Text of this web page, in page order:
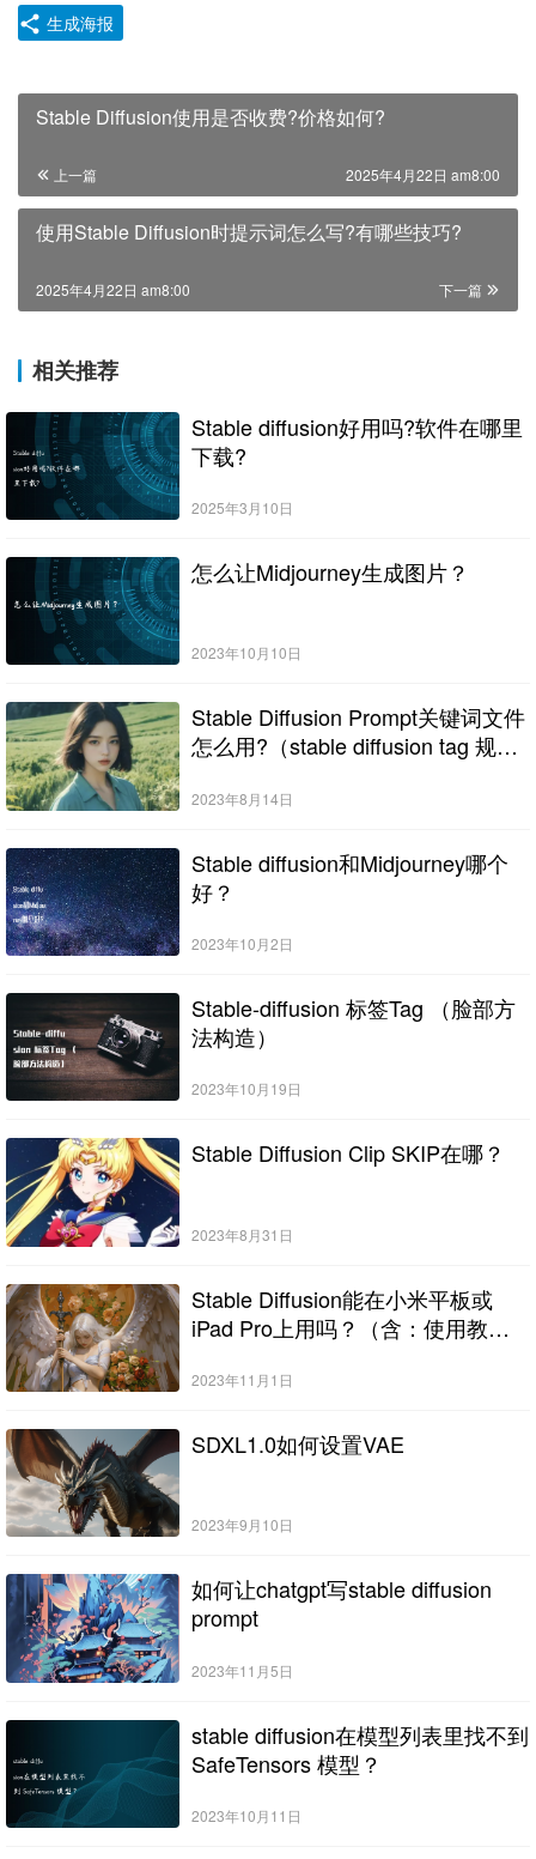
生成海报
Stable Diffusion使用是否收费?价格如何?
上一篇 2025年4月22日 am8:00
使用Stable Diffusion时提示词怎么写?有哪些技巧?
下一篇
2025年4月22日 am8:00
相关推荐
Stable diffusion好用吗?软件在哪里
下载?
2025年3月10日
怎么让Midjourney生成图片？
2023年10月10日
Stable Diffusion Prompt关键词文件
怎么用?（stable diffusion tag 规
2023年8月14日
Stable diffusion和Midjourney哪个
好？
2023年10月2日
Stable-diffusion 标签Tag （脸部方
法构造）
2023年10月19日
Stable Diffusion Clip SKIP在哪？
2023年8月31日
Stable Diffusion能在小米平板或
iPad Pro上用吗？（含：使用教
2023年11月1日
SDXL1.0如何设置VAE
2023年9月10日
如何让chatgpt写stable diffusion
prompt
2023年11月5日
stable diffusion在模型列表里找不到
SafeTensors 模型？
2023年10月11日